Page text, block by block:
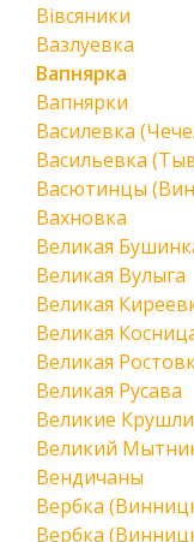
Вівсяники
Вазлуевка
Вапнярка
Вапнярки
Василевка
Васильевка
Васютинцы
Вахновка
Великая
Великая Вулыга
Великая
Великая
Великая
Великая Русава
Великие
Великий
Вендичаны
Вербка
Вербка